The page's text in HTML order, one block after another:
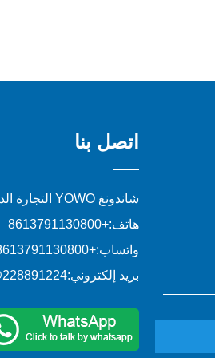
اتصل بنا
شاندونغ YOWO التجارة الدولية المحدودة
هاتف:+8613791130800
واتساب:+8613791130800
بريد إلكتروني:228891224@qq.com